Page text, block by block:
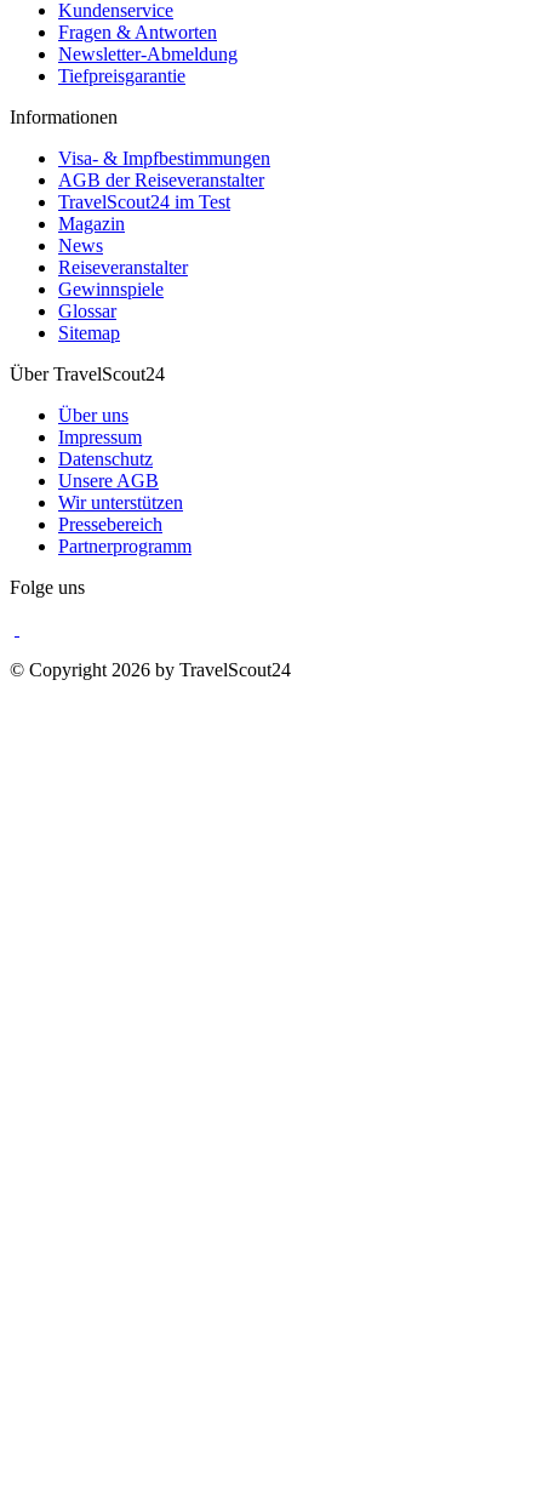
Kundenservice
Fragen & Antworten
Newsletter-Abmeldung
Tiefpreisgarantie
Informationen
Visa- & Impfbestimmungen
AGB der Reiseveranstalter
TravelScout24 im Test
Magazin
News
Reiseveranstalter
Gewinnspiele
Glossar
Sitemap
Über TravelScout24
Über uns
Impressum
Datenschutz
Unsere AGB
Wir unterstützen
Pressebereich
Partnerprogramm
Folge uns
© Copyright 2026 by TravelScout24